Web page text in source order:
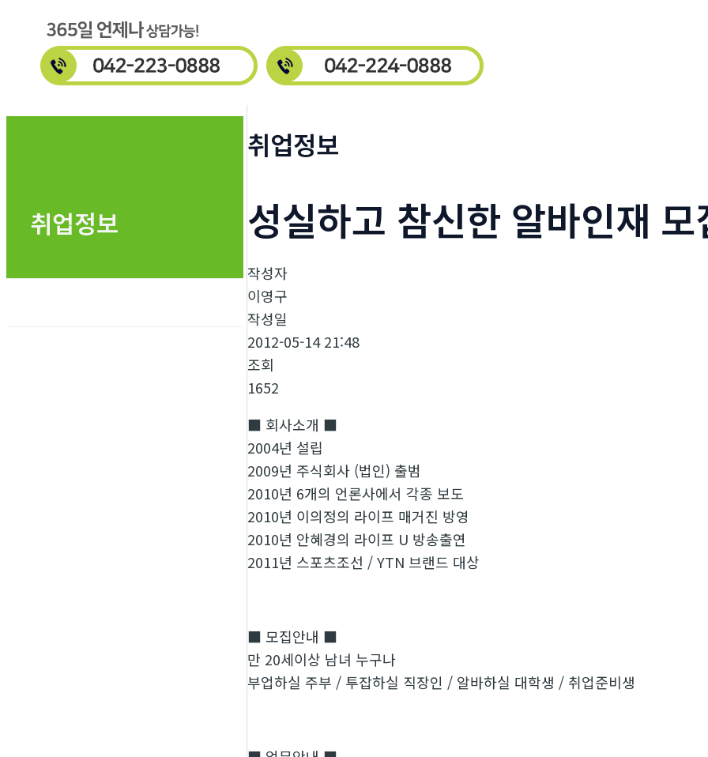
취업정보
취업정보
성실하고 참신한 알바인재 모
작성자
이영구
작성일
2012-05-14 21:48
조회
1652
■ 회사소개 ■
2004년 설립
2009년 주식회사 (법인) 출범
2010년 6개의 언론사에서 각종 보도
2010년 이의정의 라이프 매거진 방영
2010년 안혜경의 라이프 U 방송출연
2011년 스포츠조선 / YTN 브랜드 대상
■ 모집안내 ■
만 20세이상 남녀 누구나
부업하실 주부 / 투잡하실 직장인 / 알바하실 대학생 / 취업준비생